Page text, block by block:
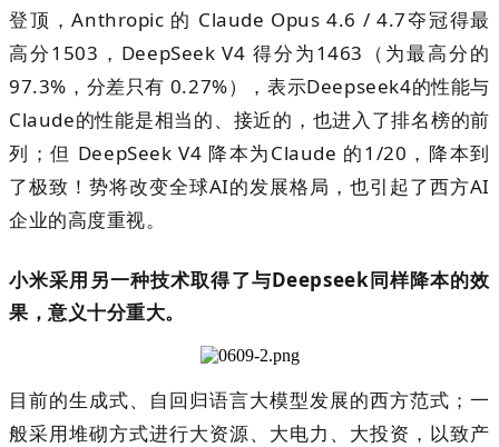
登顶，Anthropic 的 Claude Opus 4.6 / 4.7夺冠得最
高分1503 ， DeepSeek V4 得分为1463 （为最高分的
97.3% ，分差只有 0.27%），表示Deepseek4的性能与
Claude的性能是相当的、 接近的，也进入了排名榜的前
列 ； 但 DeepSeek V4 降本为Claude 的1/20 ，降本到
了极致！势将改变全球AI的发展格局 ，也引起了西方AI
企业的高度重视。
小米采用另一种技术取得了与Deepseek同样降本的效
果，意义十分重大。
目前的生成式、自回归语言大模型发展的西方范式； 一
般采用堆砌方式进行大资源、大电力、大投资，以致产